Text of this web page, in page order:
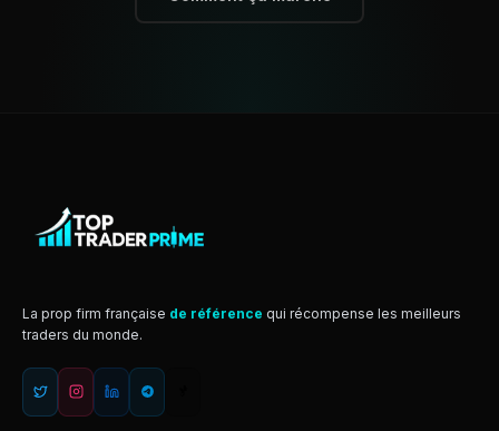
La prop firm française de référence qui récompense les meilleurs
traders du monde.